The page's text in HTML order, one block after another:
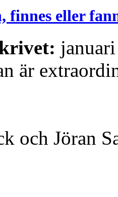
finnes eller
är
och Jöran